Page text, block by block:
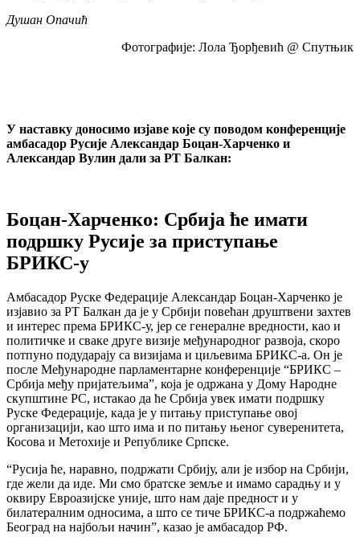
Душан Опачић
Фотографије: Лола Ђорђевић @ Спутњик
У наставку доносимо изјаве које су поводом конференције
амбасадор Русије Александар Боцан-Харченко и
Александар Вулин дали за РТ Балкан:
Боцан-Харченко: Србија ће имати
подршку Русије за приступање
БРИКС-у
Амбасадор Руске Федерације Александар Боцан-Харченко је
изјавио за РТ Балкан да је у Србији повећан друштвени захтев
и интерес према БРИКС-у, јер се генералне вредности, као и
политичке и сваке друге визије међународног развоја, скоро
потпуно подударају са визијама и циљевима БРИКС-а. Он је
после Међународне парламентарне конференције “БРИКС –
Србија међу пријатељима”, која је одржана у Дому Народне
скупштине РС, истакао да ће Србија увек имати подршку
Руске Федерације, када је у питању приступање овој
организацији, као што има и по питању њеног суверенитета,
Косова и Метохије и Републике Српске.
“Русија ће, наравно, подржати Србију, али је избор на Србији,
где жели да иде. Ми смо братске земље и имамо сарадњу и у
оквиру Евроазијске уније, што нам даје предност и у
билатералним односима, а што се тиче БРИКС-а подржаћемо
Београд на најбољи начин”, казао је амбасадор РФ.